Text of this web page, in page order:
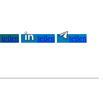
teilen teilen
teilen